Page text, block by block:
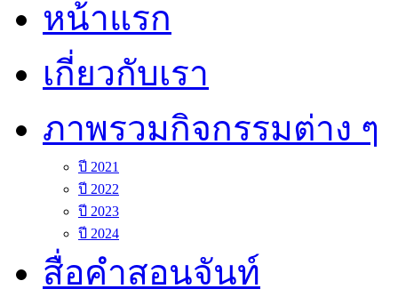
หน้าแรก
เกี่ยวกับเรา
ภาพรวมกิจกรรมต่าง ๆ
ปี 2021
ปี 2022
ปี 2023
ปี 2024
สื่อคำสอนจันท์